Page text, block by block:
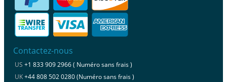
Contactez-nous
US +1 833 909 2966 ( Numéro sans frais )
UK+44 808 502 0280 (Numéro sans frais )